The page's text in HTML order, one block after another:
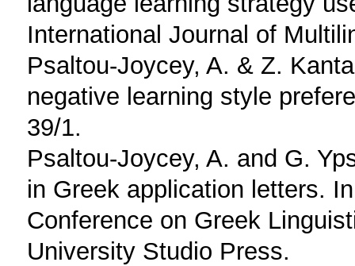
International Journal of
Psaltou-Joycey, A. & Z.
negative learning style
39/1.
Psaltou-Joycey, A. and G.
in Greek application letters.
Conference on Greek
University Studio Press.